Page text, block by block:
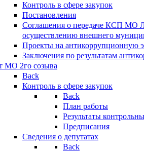
Контроль в сфере закупок
Постановления
Соглашения о передаче КСП МО
осуществлению внешнего
Проекты на антикоррупционную
Заключения по результатам
МО 2го созыва
Back
Контроль в сфере закупок
Back
План работы
Результаты
Предписания
Сведения о депутатах
Back